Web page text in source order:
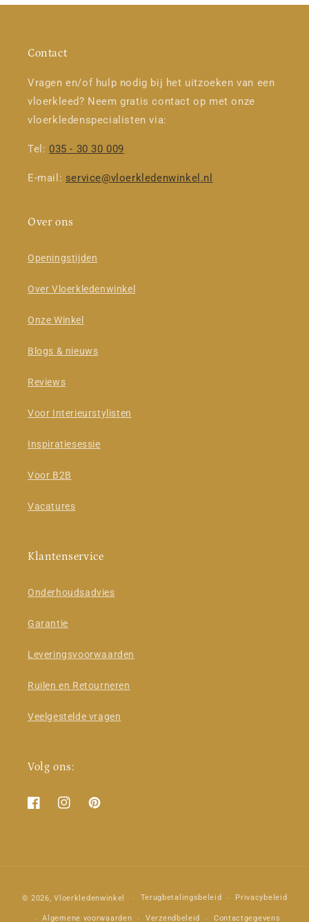
Contact
Vragen en/of hulp nodig bij het uitzoeken van een
vloerkleed? Neem gratis contact op met onze
vloerkledenspecialisten via:
Tel: 035 - 30 30 009
E-mail: service@vloerkledenwinkel.nl
Over ons
Openingstijden
Over Vloerkledenwinkel
Onze Winkel
Blogs & nieuws
Reviews
Voor Interieurstylisten
Inspiratiesessie
Voor B2B
Vacatures
Klantenservice
Onderhoudsadvies
Garantie
Leveringsvoorwaarden
Ruilen en Retourneren
Veelgestelde vragen
Volg ons:
FacebookInstagramPinterest
© 2026,Vloerkledenwinkel Terugbetalingsbeleid Privacybeleid
Algemene voorwaarden Verzendbeleid Contactgegevens